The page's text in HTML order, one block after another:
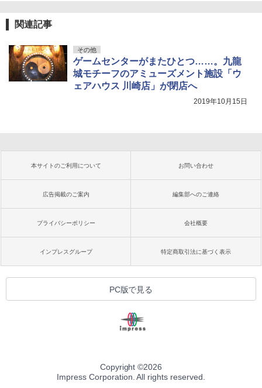
関連記事
その他
ゲームセンターがまたひとつ……。九龍
城モチーフのアミューズメント施設「ウ
ェアハウス 川崎店」が閉店へ
2019年10月15日
本サイトのご利用について お問い合わせ
広告掲載のご案内 編集部へのご連絡
プライバシーポリシー 会社概要
インプレスグループ 特定商取引法に基づく表示
PC版で見る
Copyright ©2026
Impress Corporation. All rights reserved.